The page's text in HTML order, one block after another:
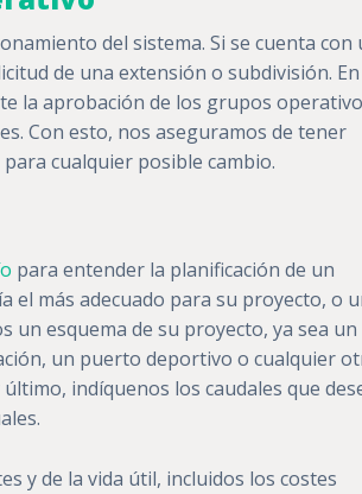
del sistema. Si se cuenta con
de una extensión o subdivisión. En
la aprobación de los grupos
Con esto, nos aseguramos de tener
cualquier posible cambio.
para entender la planificación de un
el más adecuado para su proyecto, o
un esquema de su proyecto, ya sea un
un puerto deportivo o cualquier
indíquenos los caudales que
y de la vida útil, incluidos los costes